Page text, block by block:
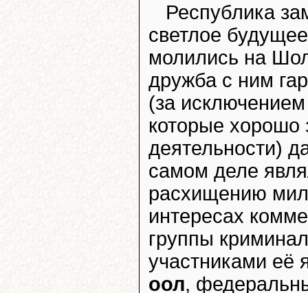
Республика
светлое
молились на
дружба с ним
(за
которые хорошо
деятельности)
самом деле
расхищению
интересах
группы
участниками её
оол,